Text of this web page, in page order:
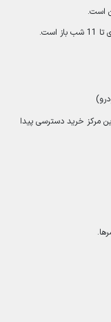
است.
مرکز خرید دسترسی پیدا